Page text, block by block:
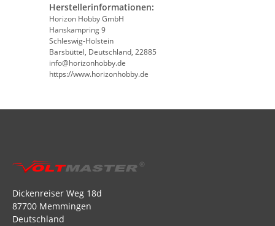
Herstellerinformationen:
Horizon Hobby GmbH
Hanskampring 9
Schleswig-Holstein
Barsbüttel, Deutschland, 22885
info@horizonhobby.de
https://www.horizonhobby.de
Dickenreiser Weg 18d
87700 Memmingen
Deutschland